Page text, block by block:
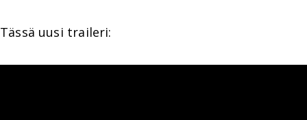
Tässä uusi traileri: